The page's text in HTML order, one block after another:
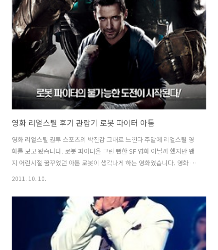
영화 리얼스틸 후기 관람기 로봇 파이터 아톰
영화 리얼스틸 권투 스포츠의 박진감 그대로 느낀다 주말에 리얼스틸 영
화를 보고 왔습니다. 로봇 파이터을 그린 뻔한 SF 영화 아닐까 했지만 왠
지 어린시절 꿈꾸었던 아톰 로봇이 생각나게 하는 영화였습니다. 영화 리
얼스틸 = 레알 스뎅이라고 놀렸는 데 현실세계에 있을 만한 이야기를 숀
는 감독이죠. 이번에 영화 삼총사 3D을 볼까 리얼스틸을 볼까 고민을 많
이 하였는 데 실제개봉전에 유료시사회개념으로 예매가 되더라구요. 삼
총사를 볼까 했는 데 다음에 보기로 하고 리얼스틸을 봤습니다. 뻔한 스
토리기는 하지만 SF영화에 감동적인 요소를 주려고 사고뭉치인 은퇴 권
투선수 아버지와 소식도 모르고 지내다 양육권 문제로 만나게 된 아들간
2011. 10. 10.